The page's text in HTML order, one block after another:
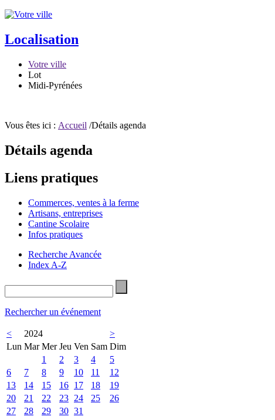
Localisation
Votre ville
Lot
Midi-Pyrénées
Vous êtes ici : Accueil /Détails agenda
Détails agenda
Liens pratiques
Commerces, ventes à la ferme
Artisans, entreprises
Cantine Scolaire
Infos pratiques
Recherche Avancée
Index A-Z
Rechercher un événement
< 2024
>
Lun Mar Mer Jeu Ven Sam Dim
1
2 3 4
5
6
7 8 9 10 11
12
13
14 15 16 17 18
19
20
21 22 23 24 25
26
27
28 29 30 31